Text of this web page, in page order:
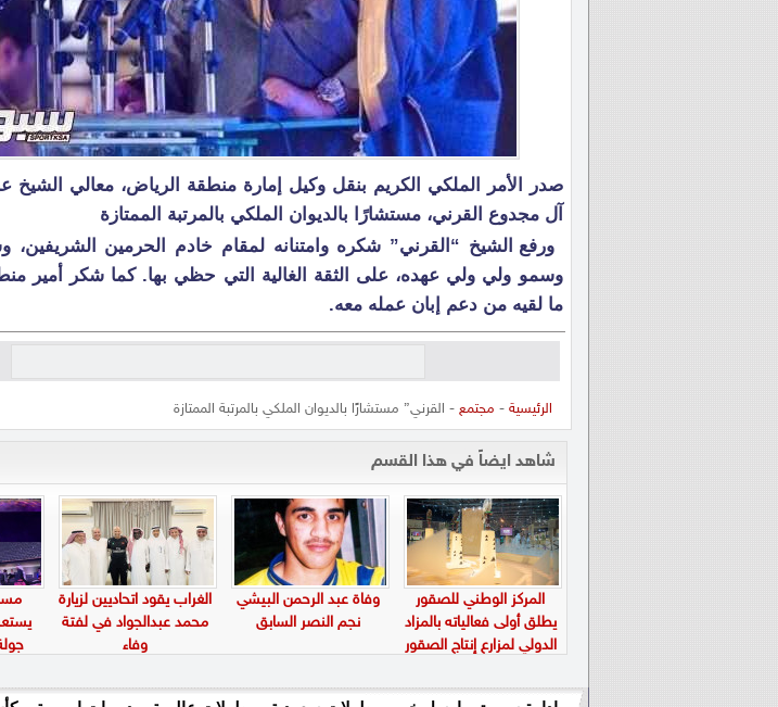
صدر الأمر الملكي الكريم بنقل وكيل إمارة منطقة الرياض، معالي الشيخ
آل مجدوع القرني، مستشارًا بالديوان الملكي بالمرتبة الممتازة
ورفع الشيخ “القرني” شكره وامتنانه لمقام خادم الحرمين
وسمو ولي ولي عهده، على الثقة الغالية التي حظي بها. كما شكر أمير
ما لقيه من دعم إبان عمله معه.
الرئيسية - مجتمع - القرني” مستشارًا بالديوان الملكي بالمرتبة الممتازة
شاهد ايضاً في هذا القسم
المركز الوطني للصقور
يطلق أولى فعالياته بالمزاد
الدولي لمزارع إنتاج الصقور
وفاة عبد الرحمن البيشي
نجم النصر السابق
الغراب يقود اتحاديين لزيارة
محمد عبدالجواد في لفتة
وفاء